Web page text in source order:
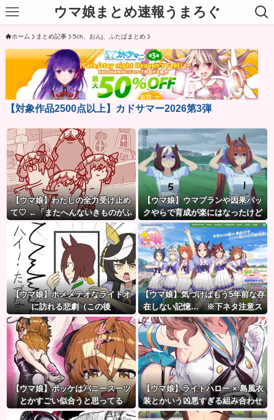
ウマ娘まとめ速報うまろぐ
ホーム まとめ記事 5ch、おんj、ふたばまとめ
【対象作品2500点以上】カドサマー2026第3弾
【ウマ娘】わたしの全力受け止め
て♡ ←「またへんないきものがふ
えてる…」
【ウマ娘】ウマプランや因果パッ
クやらで育成が楽にはなったけど
ハードルも高くなってるんだ。
【ウマ娘】ホメメテオなライトオ
に訪れる悲劇（この後
【ウマ娘】気づけばもう5年前な存
在しない記憶… ※下ネタ注意ス
レ
【ウマ娘】ポッケはバニースーツ
とかすごい似合うと思ってる
【ウマ娘】ライトハロー × 島風衣
装とかいう凶悪すぎる組み合わせ
ｗｗｗ「大変なことに…」